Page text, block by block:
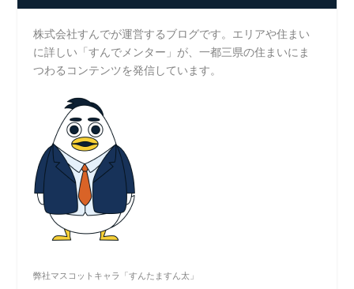
株式会社すんでが運営するブログです。エリアや住まい
に詳しい「すんでメンター」が、一都三県の住まいにま
つわるコンテンツを発信しています。
弊社マスコットキャラ「すんたますん太」